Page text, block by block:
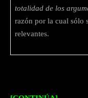
totalidad de los
razón por la cual sólo
relevantes.